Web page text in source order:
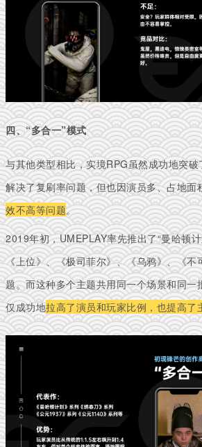
四、“多合一”模式
与其他类型相比，实境RPG虽然成功地突
解决了复刷率问题，但也因演员多、占地面
效不高等问题。
2019年初，UMEPLAY率先推出了“曼哈顿
《上位》、《极司菲尔》、《乌鸦》、《不
题。而这种多个主题共用同一个场景和同一
仅成功地拉高了演员和玩家比例，也提高了